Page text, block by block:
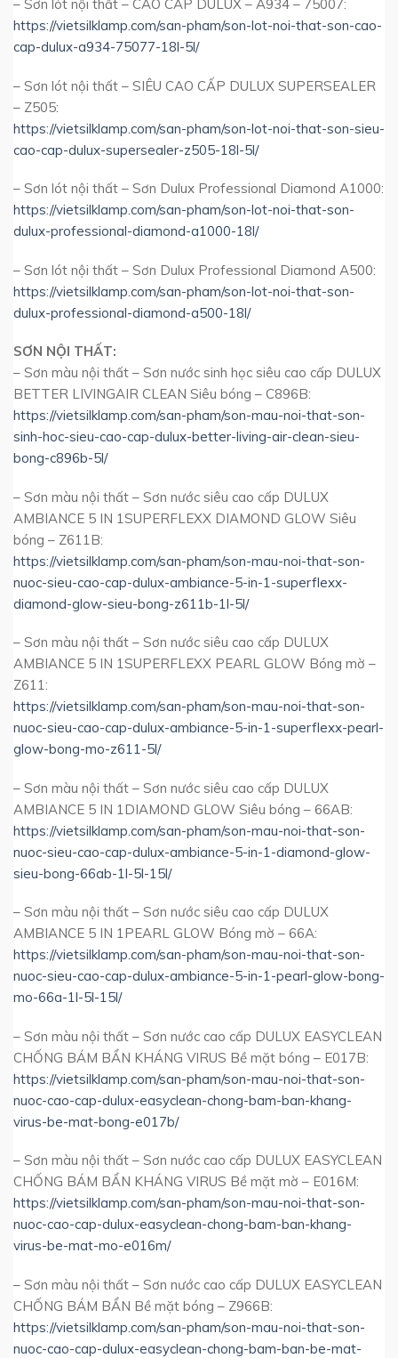
– Sơn lót nội thất – CAO CẤP DULUX – A934 – 75007:
https://vietsilklamp.com/san-pham/son-lot-noi-that-son-cao-
cap-dulux-a934-75077-18l-5l/
– Sơn lót nội thất – SIÊU CAO CẤP DULUX SUPERSEALER
– Z505:
https://vietsilklamp.com/san-pham/son-lot-noi-that-son-sieu-
cao-cap-dulux-supersealer-z505-18l-5l/
– Sơn lót nội thất – Sơn Dulux Professional Diamond A1000:
https://vietsilklamp.com/san-pham/son-lot-noi-that-son-
dulux-professional-diamond-a1000-18l/
– Sơn lót nội thất – Sơn Dulux Professional Diamond A500:
https://vietsilklamp.com/san-pham/son-lot-noi-that-son-
dulux-professional-diamond-a500-18l/
SƠN NỘI THẤT:
– Sơn màu nội thất – Sơn nước sinh học siêu cao cấp DULUX
BETTER LIVINGAIR CLEAN Siêu bóng – C896B:
https://vietsilklamp.com/san-pham/son-mau-noi-that-son-
sinh-hoc-sieu-cao-cap-dulux-better-living-air-clean-sieu-
bong-c896b-5l/
– Sơn màu nội thất – Sơn nước siêu cao cấp DULUX
AMBIANCE 5 IN 1SUPERFLEXX DIAMOND GLOW Siêu
bóng – Z611B:
https://vietsilklamp.com/san-pham/son-mau-noi-that-son-
nuoc-sieu-cao-cap-dulux-ambiance-5-in-1-superflexx-
diamond-glow-sieu-bong-z611b-1l-5l/
– Sơn màu nội thất – Sơn nước siêu cao cấp DULUX
AMBIANCE 5 IN 1SUPERFLEXX PEARL GLOW Bóng mờ –
Z611:
https://vietsilklamp.com/san-pham/son-mau-noi-that-son-
nuoc-sieu-cao-cap-dulux-ambiance-5-in-1-superflexx-pearl-
glow-bong-mo-z611-5l/
– Sơn màu nội thất – Sơn nước siêu cao cấp DULUX
AMBIANCE 5 IN 1DIAMOND GLOW Siêu bóng – 66AB:
https://vietsilklamp.com/san-pham/son-mau-noi-that-son-
nuoc-sieu-cao-cap-dulux-ambiance-5-in-1-diamond-glow-
sieu-bong-66ab-1l-5l-15l/
– Sơn màu nội thất – Sơn nước siêu cao cấp DULUX
AMBIANCE 5 IN 1PEARL GLOW Bóng mờ – 66A:
https://vietsilklamp.com/san-pham/son-mau-noi-that-son-
nuoc-sieu-cao-cap-dulux-ambiance-5-in-1-pearl-glow-bong-
mo-66a-1l-5l-15l/
– Sơn màu nội thất – Sơn nước cao cấp DULUX EASYCLEAN
CHỐNG BÁM BẨN KHÁNG VIRUS Bề mặt bóng – E017B:
https://vietsilklamp.com/san-pham/son-mau-noi-that-son-
nuoc-cao-cap-dulux-easyclean-chong-bam-ban-khang-
virus-be-mat-bong-e017b/
– Sơn màu nội thất – Sơn nước cao cấp DULUX EASYCLEAN
CHỐNG BÁM BẨN KHÁNG VIRUS Bề mặt mờ – E016M:
https://vietsilklamp.com/san-pham/son-mau-noi-that-son-
nuoc-cao-cap-dulux-easyclean-chong-bam-ban-khang-
virus-be-mat-mo-e016m/
– Sơn màu nội thất – Sơn nước cao cấp DULUX EASYCLEAN
CHỐNG BÁM BẨN Bề mặt bóng – Z966B:
https://vietsilklamp.com/san-pham/son-mau-noi-that-son-
nuoc-cao-cap-dulux-easyclean-chong-bam-ban-be-mat-